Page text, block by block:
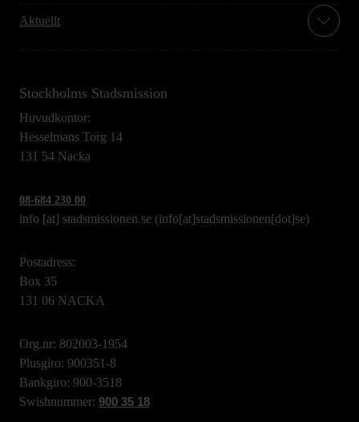
Aktuellt
Stockholms Stadsmission
Huvudkontor:
Hesselmans Torg 14
131 54 Nacka
08-684 230 00
info [at] stadsmissionen.se (info[at]stadsmissionen[dot]se)
Postadress:
Box 35
131 06 NACKA
Org.nr: 802003-1954
Plusgiro: 900351-8
Bankgiro: 900-3518
Swishnummer: 900 35 18